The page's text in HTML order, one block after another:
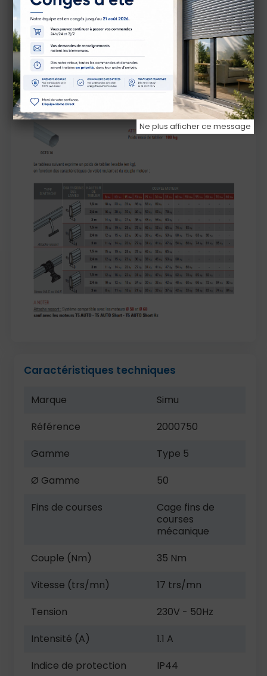
Caractéristiques techniques
Marque
Simu
Référence
2000750
Gamme
Type 5
Ø Gamme
50
Fins de courses
Cage fins de
courses
mécanique
Couple (Nm)
35 Nm
Vitesse (trs/mn)
17 trs/mn
Tension
230V - 50Hz
Intensité (A)
1.1 A
Indice de protection
IP44
Ne plus afficher ce message